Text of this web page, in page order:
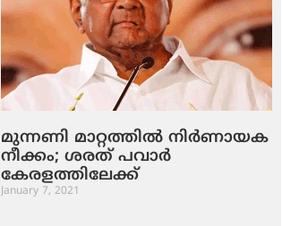
മുന്നണി മാറ്റത്തില്‍ നിര്‍ണായക
നീക്കം; ശരത് പവാര്‍
കേരളത്തിലേക്ക്
January 7, 2021